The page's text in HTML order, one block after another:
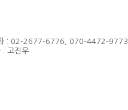
화 : 02-2677-6776, 070-4472-9773
: 고진우